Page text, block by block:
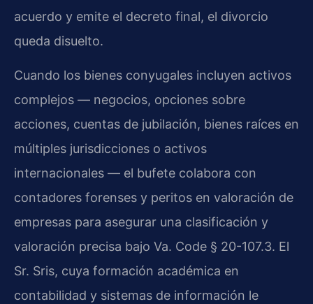
acuerdo y emite el decreto final, el divorcio
queda disuelto.
Cuando los bienes conyugales incluyen activos
complejos — negocios, opciones sobre
acciones, cuentas de jubilación, bienes raíces en
múltiples jurisdicciones o activos
internacionales — el bufete colabora con
contadores forenses y peritos en valoración de
empresas para asegurar una clasificación y
valoración precisa bajo Va. Code § 20-107.3. El
Sr. Sris, cuya formación académica en
contabilidad y sistemas de información le